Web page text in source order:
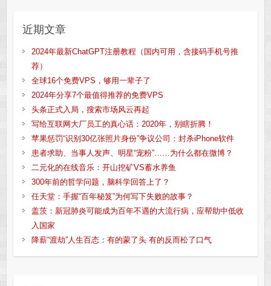
近期文章
2024年最新ChatGPT注册教程（国内可用，含接码手机号推
荐）
全球16个免费VPS，够用一辈子了
2024年分享7个最值得推荐的免费VPS
头条正式入局，搜索市场风云再起
写给互联网大厂员工的真心话：2020年，别瞎折腾！
苹果惩罚“识别30亿张照片身份”争议公司：封杀iPhone软件
患者求助、当事人发声、明星“宠粉”……为什么都在微博？
二元化的在线音乐：开山挖矿VS蓄水养鱼
300年前的哲学问题，脑科学回答上了？
任天堂：手握“百年秘笈”为何写下失败的故事？
盖茨：新冠肺炎可能成为百年不遇的大流行病，应帮助中低收
入国家
降薪“渡劫”人生百态：有的蒙了头 有的反而松了口气